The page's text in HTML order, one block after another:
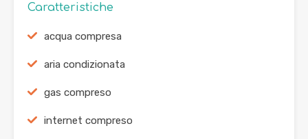
Caratteristiche
acqua compresa
aria condizionata
gas compreso
internet compreso